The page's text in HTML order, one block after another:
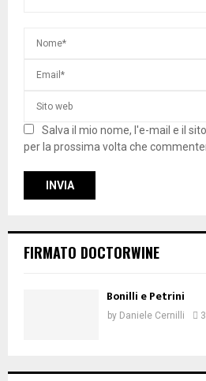
Salva il mio nome, l'e-mail e il
per la prossima volta che
FIRMATO DOCTORWINE
Bonilli e Petrini
by Daniele Cernilli